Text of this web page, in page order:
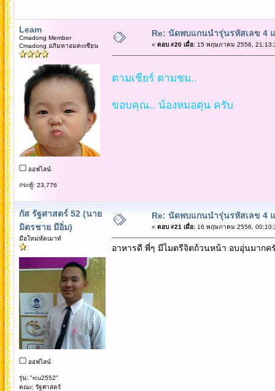
Leam
Cmadong Member
Cmadong อภิมหาอมตะเซียน
ออฟไลน์
กระทู้: 23,776
Re: นัดพบแกนนำรุ่นรหัสเลข 4
« ตอบ #20 เมื่อ:15 พฤษภาคม 2556,
ตามเชียร์ ตามชม..
ขอบคุณ.. น้องหมอตุ่น ครับ
กัส รัฐศาสตร์ 52 (นาย
มิตรชาย มีอิ่ม)
มือใหม่หัดเมาท์
ออฟไลน์
รุ่น: "rcu2552"
คณะ: รัฐศาสตร์
Re: นัดพบแกนนำรุ่นรหัสเลข 4
« ตอบ #21 เมื่อ:16 พฤษภาคม 2556,
อาหารดี พี่ๆ มีไมตรีจิตถ้วนหน้า อบอุ่นมากค